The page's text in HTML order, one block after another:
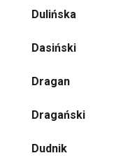
Dulińska
Dasiński
Dragan
Dragański
Dudnik